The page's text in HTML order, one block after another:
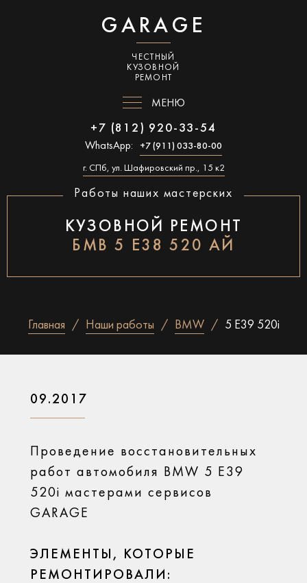
GARAGE
ЧЕСТНЫЙ
КУЗОВНОЙ
РЕМОНТ
МЕНЮ
+7 (812) 920-33-54
WhatsApp: +7 (911) 033-80-00
г. СПб, ул. Шафировский пр., 15 к2
Работы наших мастерских
КУЗОВНОЙ РЕМОНТ
БМВ 5 Е38 520 АЙ
Главная Наши работы BMW 5 E39 520i
09.2017
Проведение восстановительных
работ автомобиля BMW 5 E39
520i мастерами сервисов
GARAGE
ЭЛЕМЕНТЫ, КОТОРЫЕ
РЕМОНТИРОВАЛИ: